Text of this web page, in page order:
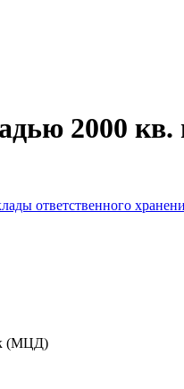
2000
ответственного
(МЦД)